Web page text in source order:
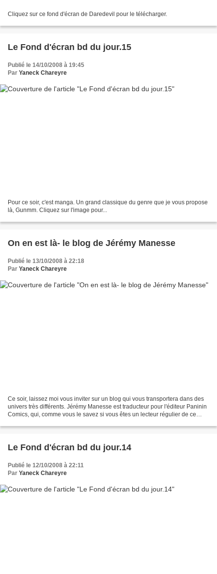
Cliquez sur ce fond d'écran de Daredevil pour le télécharger.
Le Fond d'écran bd du jour.15
Publié le 14/10/2008 à 19:45
Par Yaneck Chareyre
Pour ce soir, c'est manga. Un grand classique du genre que je vous propose
là, Gunmm. Cliquez sur l'image pour...
On en est là- le blog de Jérémy Manesse
Publié le 13/10/2008 à 22:18
Par Yaneck Chareyre
Ce soir, laissez moi vous inviter sur un blog qui vous transportera dans des
univers très différents. Jérémy Manesse est traducteur pour l'éditeur Paninin
Comics, qui, comme vous le savez si vous êtes un lecteur régulier de ce
Le Fond d'écran bd du jour.14
Publié le 12/10/2008 à 22:11
Par Yaneck Chareyre